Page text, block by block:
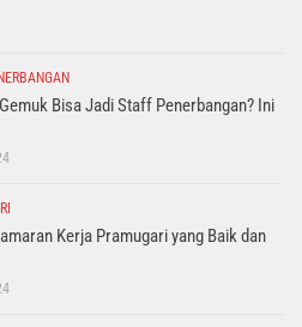
Bisa Jadi Staff Penerbangan? Ini
Kerja Pramugari yang Baik dan